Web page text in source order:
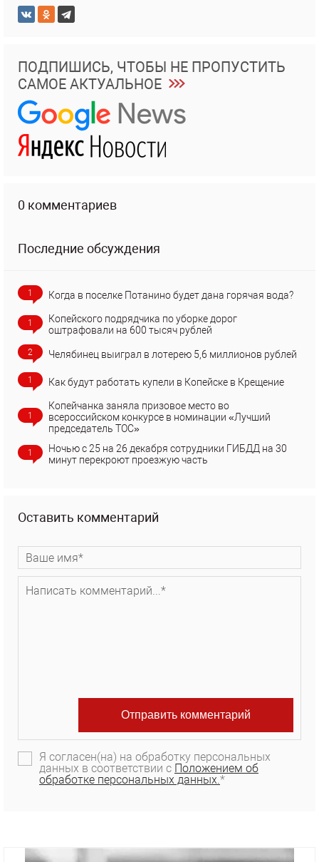
ПОДПИШИСЬ, ЧТОБЫ НЕ ПРОПУСТИТЬ
САМОЕ АКТУАЛЬНОЕ
0 комментариев
Последние обсуждения
1 Когда в поселке Потанино будет дана горячая вода?
1
Копейского подрядчика по уборке дорог
оштрафовали на 600 тысяч рублей
2 Челябинец выиграл в лотерею 5,6 миллионов рублей
1 Как будут работать купели в Копейске в Крещение
1
Копейчанка заняла призовое место во
всероссийском конкурсе в номинации «Лучший
председатель ТОС»
1
Ночью с 25 на 26 декабря сотрудники ГИБДД на 30
минут перекроют проезжую часть
Оставить комментарий
Я согласен(на) на обработку персональных
данных в соответствии с Положением об
обработке персональных данных.*